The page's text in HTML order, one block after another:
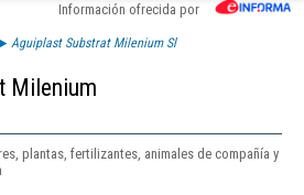
Información ofrecida por
Aguiplast Substrat Milenium Sl
Milenium
plantas, fertilizantes, animales de compañía y